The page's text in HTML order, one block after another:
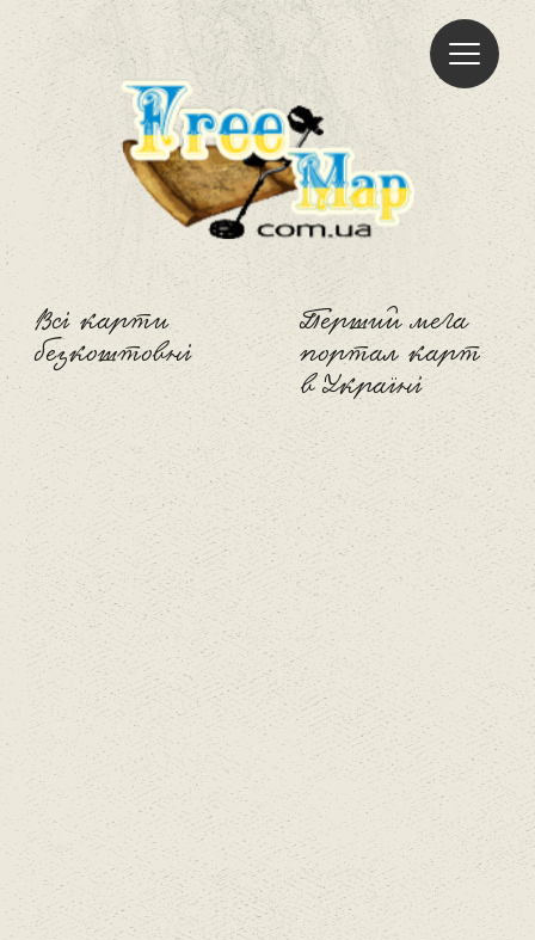
Всі карти
безкоштовні
Freemap
Перший мега
портал карт
в Україні